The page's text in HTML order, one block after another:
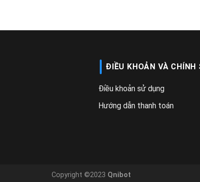
ĐIỀU KHOẢN VÀ CHÍNH
Điều khoản sử dụng
Hướng dẫn thanh toán
Copyright ©2023 Qnibot